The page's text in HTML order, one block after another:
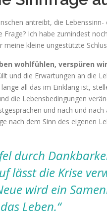
antreibt, die
Ich habe zumindest
meine kleine ungestützte
wohlfühlen, verspüren
und die Erwartungen an die
all das im Einklang ist,
die Lebensbedingungen
und nach und
nach dem Sinn des eigenen
durch
lässt die Krise
wird ein
Leben.“